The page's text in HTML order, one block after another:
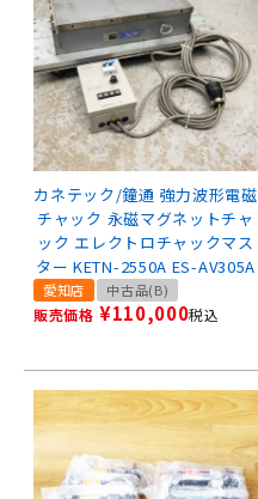
カネテック/鐘通 強力波形電磁
チャック 永磁マグネットチャ
ック エレクトロチャックマス
ター KETN-2550A ES-AV305A
愛知店 中古品(B)
販売価格 ¥110,000税込